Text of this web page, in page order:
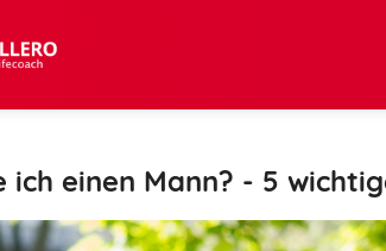
ich einen Mann? - 5